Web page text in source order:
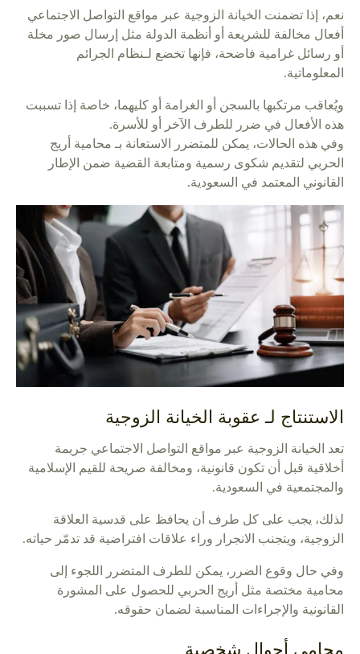
نعم، إذا تضمنت الخيانة الزوجية عبر مواقع التواصل الاجتماعي
أفعال مخالفة للشريعة أو أنظمة الدولة مثل إرسال صور مخلة
أو رسائل غرامية فاضحة، فإنها تخضع لـنظام الجرائم
المعلوماتية.
ويُعاقب مرتكبها بالسجن أو الغرامة أو كليهما، خاصة إذا تسببت
هذه الأفعال في ضرر للطرف الآخر أو للأسرة.
وفي هذه الحالات، يمكن للمتضرر الاستعانة بـ محامية أريج
الحربي لتقديم شكوى رسمية ومتابعة القضية ضمن الإطار
القانوني المعتمد في السعودية.
الاستنتاج لـ عقوبة الخيانة الزوجية
تعد الخيانة الزوجية عبر مواقع التواصل الاجتماعي جريمة
أخلاقية قبل أن تكون قانونية، ومخالفة صريحة للقيم الإسلامية
والمجتمعية في السعودية.
لذلك، يجب على كل طرف أن يحافظ على قدسية العلاقة
الزوجية، ويتجنب الانجرار وراء علاقات افتراضية قد تدمّر حياته.
وفي حال وقوع الضرر، يمكن للطرف المتضرر اللجوء إلى
محامية مختصة مثل أريج الحربي للحصول على المشورة
القانونية والإجراءات المناسبة لضمان حقوقه.
محامي أحوال شخصية